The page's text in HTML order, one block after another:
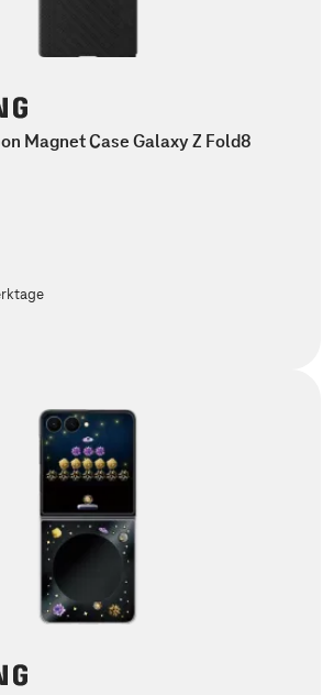
Magnet Case Galaxy Z Fold8